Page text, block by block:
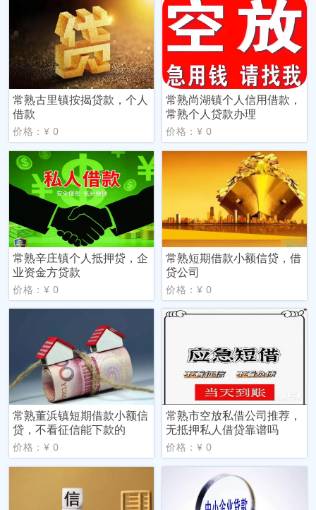
常熟古里镇按揭贷款，个人
借款
价格：¥ 0
常熟尚湖镇个人信用借款，
常熟个人贷款办理
价格：¥ 0
常熟辛庄镇个人抵押贷，企
业资金方贷款
价格：¥ 0
常熟短期借款小额信贷，借
贷公司
价格：¥ 0
常熟董浜镇短期借款小额信
贷，不看征信能下款的
价格：¥ 0
常熟市空放私借公司推荐，
无抵押私人借贷靠谱吗
价格：¥ 0